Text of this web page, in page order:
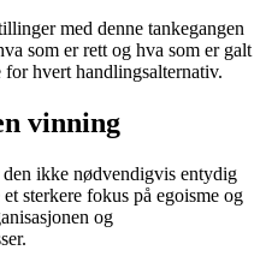
med denne tankegangen
som er rett og hva som er galt
hvert handlingsalternativ.
vinning
ikke nødvendigvis entydig
sterkere fokus på egoisme og
og